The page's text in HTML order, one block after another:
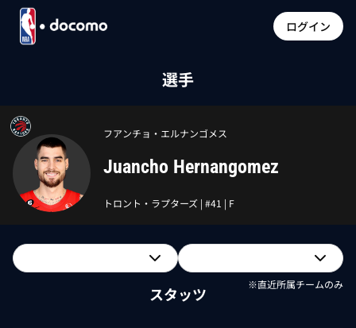
ログイン
選手
フアンチョ・エルナンゴメス
Juancho Hernangomez
トロント・ラプターズ | #41 | F
スタッツ ※直近所属チームのみ